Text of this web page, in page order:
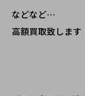
などなど…
高額買取致します